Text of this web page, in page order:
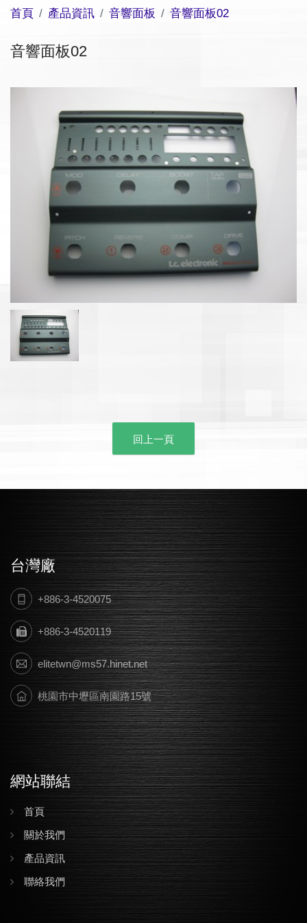
首頁 產品資訊 音響面板 音響面板02
音響面板02
回上一頁
台灣廠
+886-3-4520075
+886-3-4520119
elitetwn@ms57.hinet.net
桃園市中壢區南園路15號
網站聯結
首頁
關於我們
產品資訊
聯絡我們